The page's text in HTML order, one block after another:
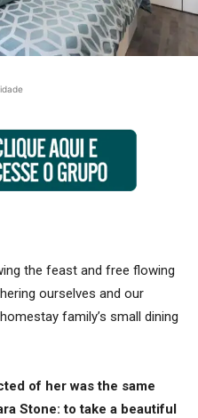
the feast and free flowing
ourselves and our
family’s small dining
of her was the same
Stone: to take a beautiful